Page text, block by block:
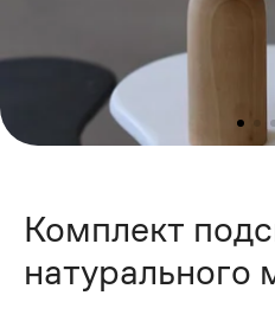
Комплект
натурального